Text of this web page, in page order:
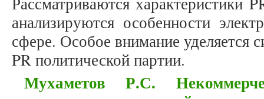
анализируются особенности
сфере. Особое внимание уделяется
PR политической партии.
Мухаметов Р.С.